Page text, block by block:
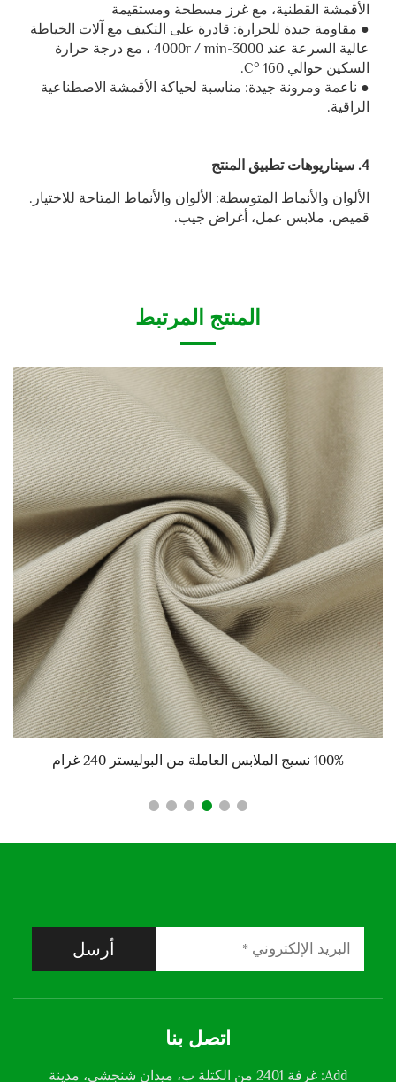
الأقمشة القطنية، مع غرز مسطحة ومستقيمة
● مقاومة جيدة للحرارة: قادرة على التكيف مع آلات الخياطة
عالية السرعة عند 3000-4000r / min ، مع درجة حرارة
السكين حوالي 160 °C.
● ناعمة ومرونة جيدة: مناسبة لحياكة الأقمشة الاصطناعية
الراقية.
4. سيناريوهات تطبيق المنتج
الألوان والأنماط المتوسطة: الألوان والأنماط المتاحة للاختيار.
قميص، ملابس عمل، أغراض جيب.
المنتج المرتبط
100% نسيج الملابس العاملة من البوليستر 240 غرام
أرسل
اتصل بنا
Add: غرفة 2401 من الكتلة ب، ميدان شنجشي، مدينة